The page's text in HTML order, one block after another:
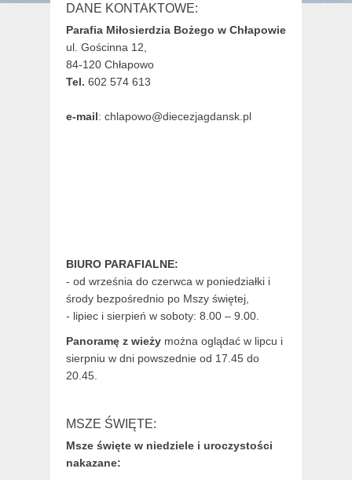
DANE KONTAKTOWE:
Parafia Miłosierdzia Bożego w Chłapowie
ul. Gościnna 12,
84-120 Chłapowo
Tel. 602 574 613
e-mail: chlapowo@diecezjagdansk.pl
BIURO PARAFIALNE:
- od września do czerwca w poniedziałki i
środy bezpośrednio po Mszy świętej,
- lipiec i sierpień w soboty: 8.00 – 9.00.
Panoramę z wieży można oglądać w lipcu i
sierpniu w dni powszednie od 17.45 do
20.45.
MSZE ŚWIĘTE:
Msze święte w niedziele i uroczystości
nakazane: